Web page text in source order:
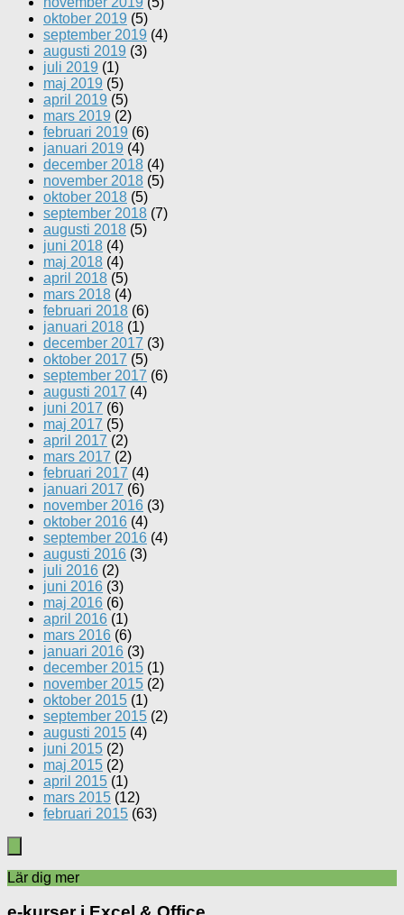
oktober 2019 (5)
september 2019 (4)
augusti 2019 (3)
juli 2019 (1)
maj 2019 (5)
april 2019 (5)
mars 2019 (2)
februari 2019 (6)
januari 2019 (4)
december 2018 (4)
november 2018 (5)
oktober 2018 (5)
september 2018 (7)
augusti 2018 (5)
juni 2018 (4)
maj 2018 (4)
april 2018 (5)
mars 2018 (4)
februari 2018 (6)
januari 2018 (1)
december 2017 (3)
oktober 2017 (5)
september 2017 (6)
augusti 2017 (4)
juni 2017 (6)
maj 2017 (5)
april 2017 (2)
mars 2017 (2)
februari 2017 (4)
januari 2017 (6)
november 2016 (3)
oktober 2016 (4)
september 2016 (4)
augusti 2016 (3)
juli 2016 (2)
juni 2016 (3)
maj 2016 (6)
april 2016 (1)
mars 2016 (6)
januari 2016 (3)
december 2015 (1)
november 2015 (2)
oktober 2015 (1)
september 2015 (2)
augusti 2015 (4)
juni 2015 (2)
maj 2015 (2)
april 2015 (1)
mars 2015 (12)
februari 2015 (63)
Lär dig mer